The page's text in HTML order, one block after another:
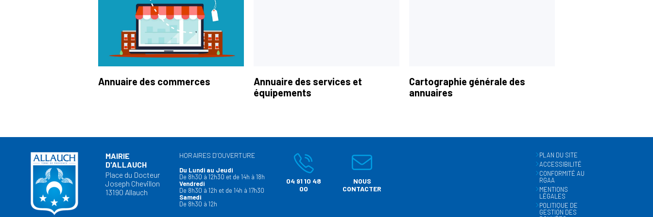
Annuaire des commerces
Annuaire des services et
équipements
Cartographie générale des
annuaires
MAIRIE
D'ALLAUCH
Place du Docteur
Joseph Chevillon
13190 Allauch
HORAIRES D’OUVERTURE
Du Lundi au Jeudi
De 8h30 à 12h30 et de 14h à 18h
Vendredi
De 8h30 à 12h et de 14h à 17h30
Samedi
De 8h30 à 12h
04 91 10 48
00
NOUS
CONTACTER
PLAN DU SITE
ACCESSIBILITÉ
CONFORMITÉ AU
RGAA
MENTIONS
LÉGALES
POLITIQUE DE
GESTION DES